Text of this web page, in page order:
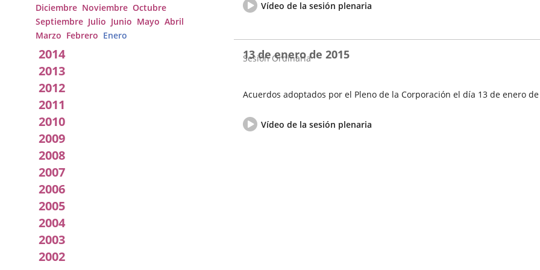
Diciembre Noviembre Octubre
Septiembre Julio Junio Mayo Abril
Marzo Febrero Enero
2014
2013
2012
2011
2010
2009
2008
2007
2006
2005
2004
2003
2002
de
la
del
pleno
Vídeo de la sesión plenariaEnlace
aplicación
Acuerdos adoptados por el Pleno de la Corporación el día 13 de enero de
Sesión Ordinaria
de
la
13 de enero de 2015
del
pleno
Vídeo de la sesión plenariaEnlace